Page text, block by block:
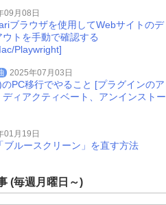
09月08日
ブラウザを使用してWebサイトのデ
トを手動で確認する
Playwright]
2025年07月03日
PC移行でやること [プラグインのア
ィアクティベート、アンインストー
01月19日
ブルースクリーン」を直す方法
(毎週月曜日～)